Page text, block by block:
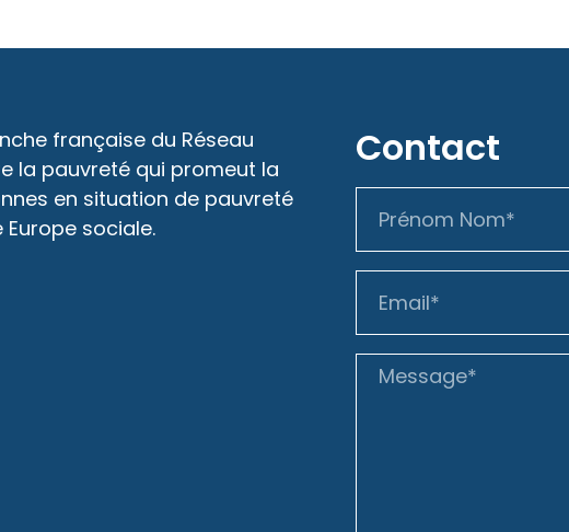
française du Réseau
la pauvreté qui promeut la
en situation de pauvreté
sociale.
Contact